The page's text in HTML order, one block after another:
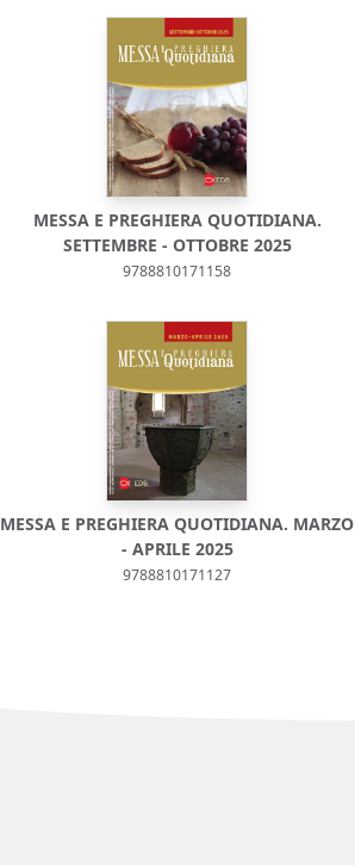
MESSA E PREGHIERA QUOTIDIANA.
SETTEMBRE - OTTOBRE 2025
9788810171158
MESSA E PREGHIERA QUOTIDIANA. MARZO
- APRILE 2025
9788810171127